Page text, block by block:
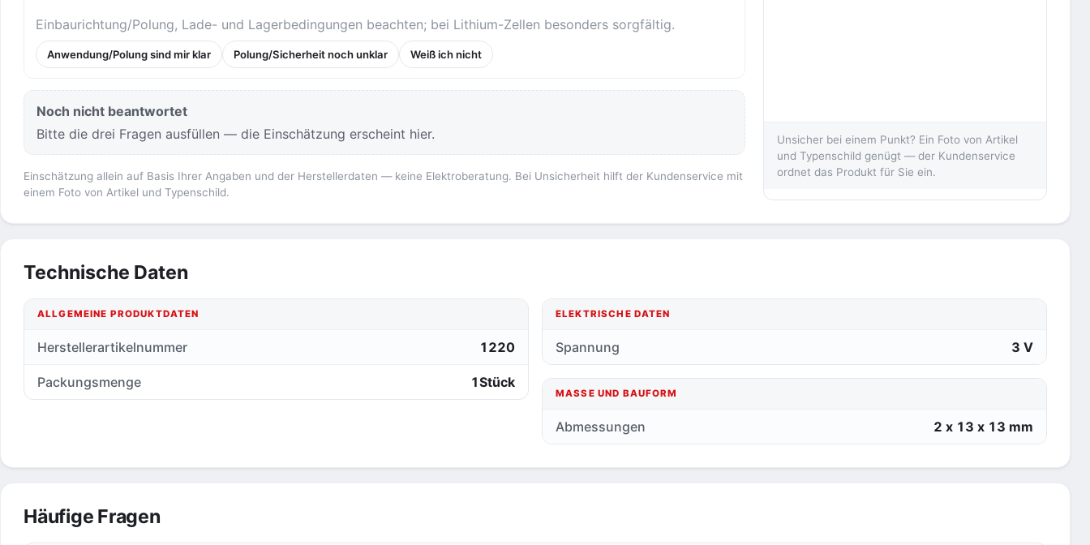
Einbaurichtung/Polung, Lade- und Lagerbedingungen beachten; bei Lithium-Zellen besonders sorgfältig.
Anwendung/Polung sind mir klar Polung/Sicherheit noch unklar Weiß ich nicht
Noch nicht beantwortet
Bitte die drei Fragen ausfüllen — die Einschätzung erscheint hier.
Einschätzung allein auf Basis Ihrer Angaben und der Herstellerdaten — keine Elektroberatung. Bei Unsicherheit hilft der Kundenservice mit
einem Foto von Artikel und Typenschild.
Unsicher bei einem Punkt? Ein Foto von Artikel
und Typenschild genügt — der Kundenservice
ordnet das Produkt für Sie ein.
Technische Daten
ALLGEMEINE PRODUKTDATEN
Herstellerartikelnummer 1220
Packungsmenge 1Stück
ELEKTRISCHE DATEN
Spannung 3 V
MASSE UND BAUFORM
Abmessungen 2 x 13 x 13 mm
Häufige Fragen